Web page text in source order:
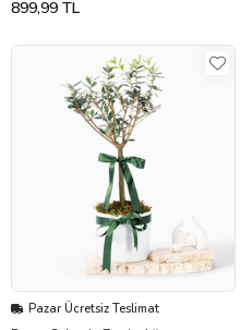
899,99 TL
Pazar Ücretsiz Teslimat